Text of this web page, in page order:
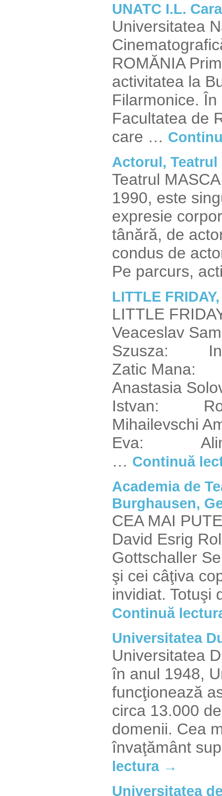
UNATC I.L.
Universitatea
ROMĂNIA
activitatea la
Filarmonice.
Facultatea de
care …
Actorul, Teatrul
Teatrul
1990, este
expresie
tânără, de
condus de
Pe parcurs,
LITTLE
LITTLE
Veaceslav
Szusza:
Zatic
Anastasia
Istvan:
Mihailevschi
Eva: Alina
… Continuă
Academia de
Burghausen,
CEA MAI
David Esrig
Gottschaller
şi cei câţiva
invidiat. Totuşi
Continuă
Universitatea
Universitatea
în anul 1948,
funcţionează
circa 13.000
domenii. Cea
învaţământ
lectura →
Universitatea